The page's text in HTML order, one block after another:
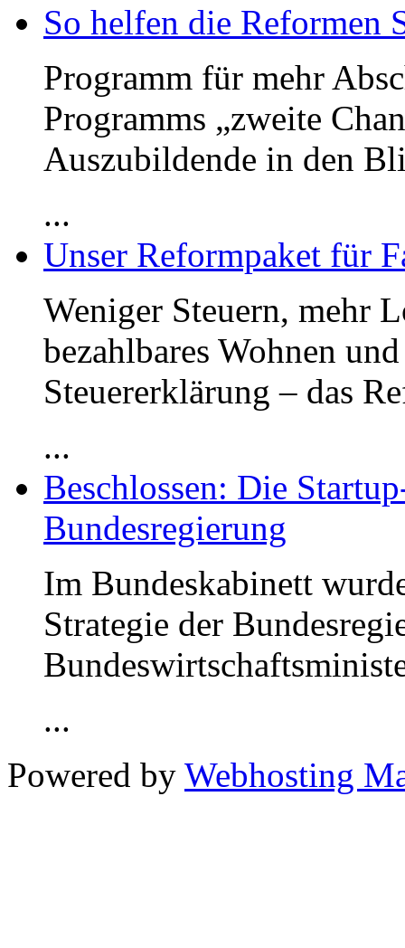
So helfen die Reformen
Programm für mehr
Programms „zweite
Auszubildende in den
...
Unser Reformpaket für
Weniger Steuern, mehr
bezahlbares Wohnen
Steuererklärung – das
...
Beschlossen: Die
Bundesregierung
Im Bundeskabinett
Strategie der
...
Powered by Webhosting